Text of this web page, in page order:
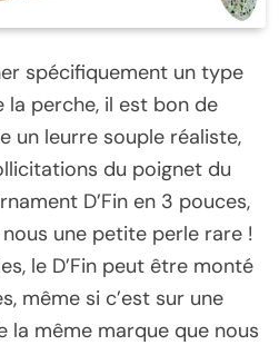
spécifiquement un type
la perche, il est bon de
un leurre souple réaliste,
du poignet du
D’Fin en 3 pouces,
une petite perle rare !
le D’Fin peut être monté
même si c’est sur une
même marque que nous